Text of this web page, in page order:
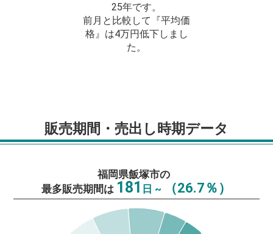
25年です。
前月と比較して『平均価
格』は4万円低下しまし
た。
販売期間・売出し時期データ
福岡県飯塚市の
最多販売期間は 181 日 ~ （26.7％）